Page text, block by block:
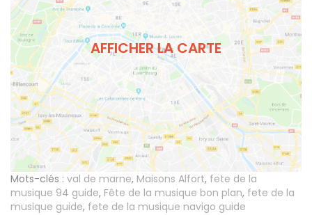
AFFICHER LA CARTE
Mots-clés : val de marne, Maisons Alfort, fete de la
musique 94 guide, Fête de la musique bon plan, fete de la
musique guide, fete de la musique navigo guide